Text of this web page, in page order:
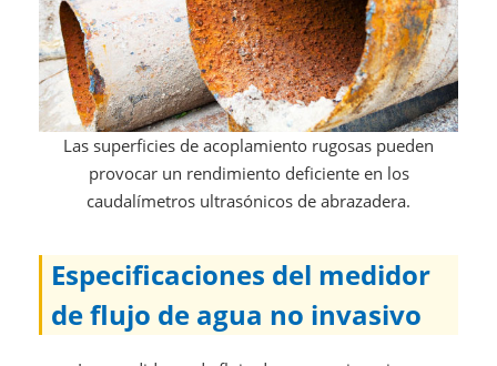
Las superficies de acoplamiento rugosas pueden
provocar un rendimiento deficiente en los
caudalímetros ultrasónicos de abrazadera.
Especificaciones del medidor
de flujo de agua no invasivo